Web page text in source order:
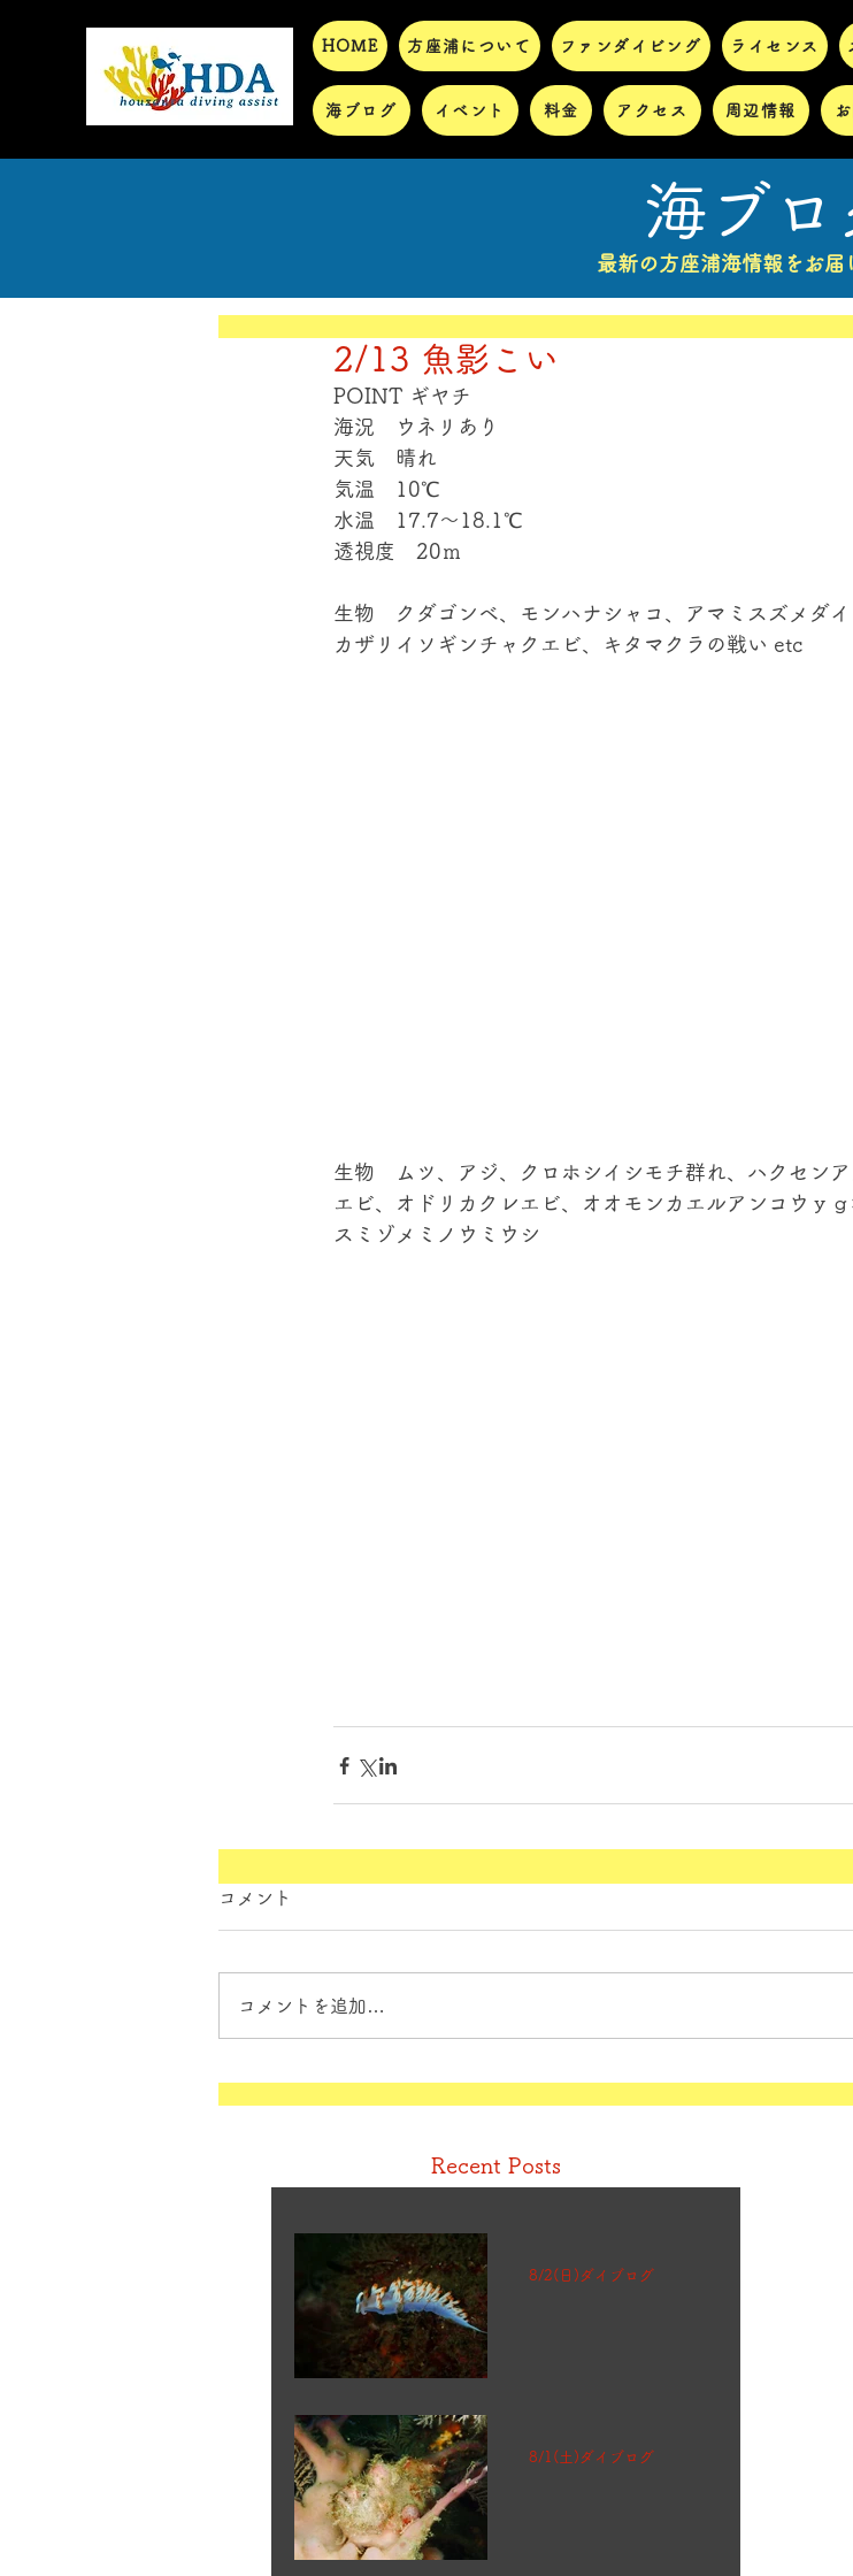
HOME 方座浦について ファンダイビング ライセンス
海ブログ イベント 料金 アクセス 周辺情報
海ブロ
最新の方座浦海情報をお届
2/13 魚影こい
POINT ギヤチ
海況　ウネリあり
天気　晴れ
気温　10℃
水温　17.7～18.1℃
透視度　20ｍ
生物　クダゴンベ、モンハナシャコ、アマミスズメダ
カザリイソギンチャクエビ、キタマクラの戦い etc
生物　ムツ、アジ、クロホシイシモチ群れ、ハクセン
エビ、オドリカクレエビ、オオモンカエルアンコウｙ
スミゾメミノウミウシ
コメント
コメントを追加…
Recent Posts
8/2(日)ダイブログ
8/1(土)ダイブログ